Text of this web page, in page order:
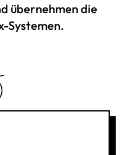
übernehmen die
Systemen.